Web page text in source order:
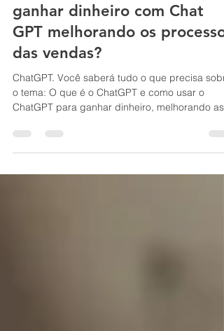
ChatGPT o que é? Como
ganhar dinheiro com Chat
GPT melhorando os processos
das vendas?
ChatGPT. Você saberá tudo o que precisa
ChatGPT para ganhar dinheiro, melhorando as
vendas